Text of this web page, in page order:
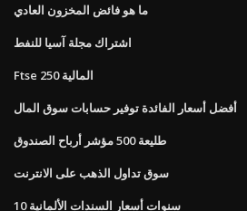
ما هو فائض المخزون العادي
اشتراك مجلة آسيا للنفط
Ftse 250 المالية
أفضل أسعار الفائدة توفير حسابات سوق المال
طليعة 500 مؤشر أرباح الصندوق
سوق تداول الذهب على الانترنت
10 سنوات أسعار السندات الألمانية